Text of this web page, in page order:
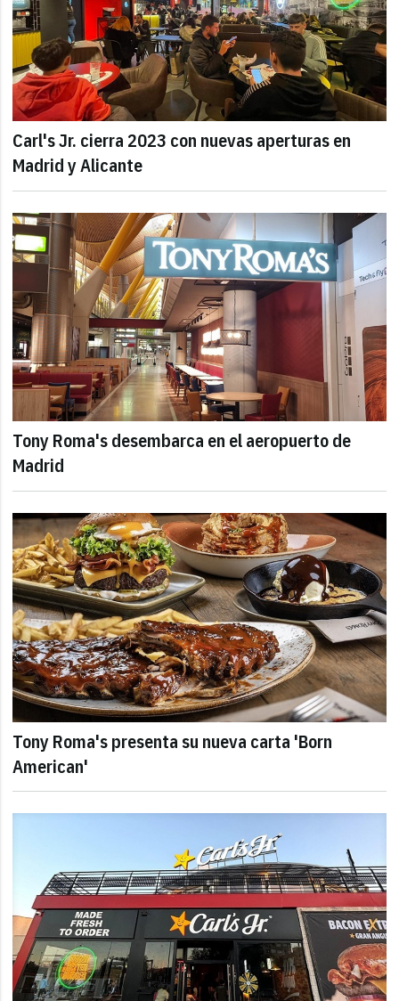
Carl's Jr. cierra 2023 con nuevas aperturas en
Madrid y Alicante
Tony Roma's desembarca en el aeropuerto de
Madrid
Tony Roma's presenta su nueva carta 'Born
American'